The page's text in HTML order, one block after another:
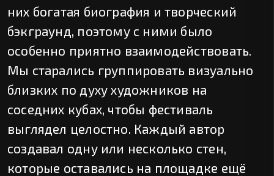
них богатая биография и творческий
бэкграунд, поэтому с ними было
особенно приятно взаимодействовать.
Мы старались группировать визуально
близких по духу художников на
соседних кубах, чтобы фестиваль
выглядел целостно. Каждый автор
создавал одну или несколько стен,
которые оставались на площадке ещё